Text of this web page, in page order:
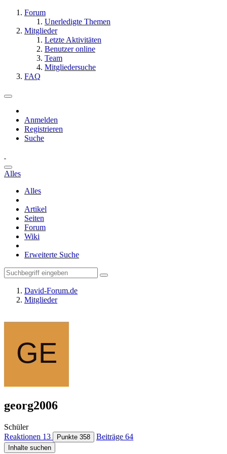
Forum
Unerledigte Themen
Mitglieder
Letzte Aktivitäten
Benutzer online
Team
Mitgliedersuche
FAQ
Anmelden
Registrieren
Suche
Alles
Alles
Artikel
Seiten
Forum
Wiki
Erweiterte Suche
David-Forum.de
Mitglieder
georg2006
Schüler
Reaktionen 13 Punkte 358 Beiträge 64
Inhalte suchen